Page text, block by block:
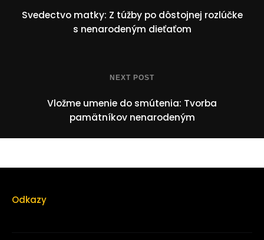
Svedectvo matky: Z túžby po dôstojnej rozlúčke
s nenarodeným dieťaťom
NEXT POST
Vložme umenie do smútenia: Tvorba
pamätníkov nenarodeným
Odkazy